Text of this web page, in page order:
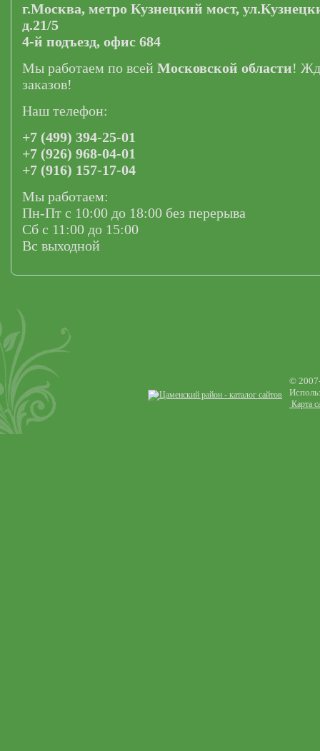
г.Москва, метро Кузнецкий мост,
д.21/5
4-й подъезд, офис 684
Мы работаем по всей Московской области!
заказов!
Наш телефон:
+7 (499) 394-25-01
+7 (926) 968-04-01
+7 (916) 157-17-04
Мы работаем:
Пн-Пт с 10:00 до 18:00 без перерыва
Сб с 11:00 до 15:00
Вс выходной
©
Карта